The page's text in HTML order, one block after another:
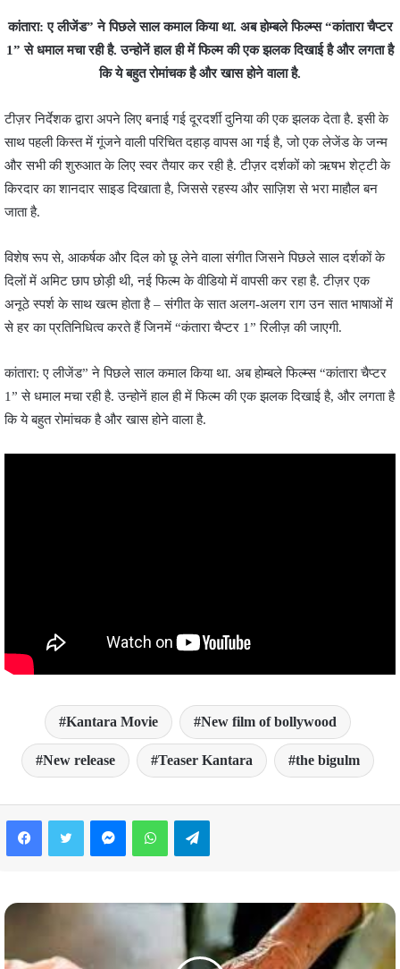
कांतारा: ए लीजेंड” ने पिछले साल कमाल किया था. अब होम्बले फिल्म्स “कांतारा चैप्टर
1” से धमाल मचा रही है. उन्होनें हाल ही में फिल्म की एक झलक दिखाई है और लगता है
कि ये बहुत रोमांचक है और खास होने वाला है.
टीज़र निर्देशक द्वारा अपने लिए बनाई गई दूरदर्शी दुनिया की एक झलक देता है. इसी के
साथ पहली किस्त में गूंजने वाली परिचित दहाड़ वापस आ गई है, जो एक लेजेंड के जन्म
और सभी की शुरुआत के लिए स्वर तैयार कर रही है. टीज़र दर्शकों को ऋषभ शेट्टी के
किरदार का शानदार साइड दिखाता है, जिससे रहस्य और साज़िश से भरा माहौल बन
जाता है.
विशेष रूप से, आकर्षक और दिल को छू लेने वाला संगीत जिसने पिछले साल दर्शकों के
दिलों में अमिट छाप छोड़ी थी, नई फिल्म के वीडियो में वापसी कर रहा है. टीज़र एक
अनूठे स्पर्श के साथ खत्म होता है – संगीत के सात अलग-अलग राग उन सात भाषाओं में
से हर का प्रतिनिधित्व करते हैं जिनमें “कंतारा चैप्टर 1” रिलीज़ की जाएगी.
कांतारा: ए लीजेंड” ने पिछले साल कमाल किया था. अब होम्बले फिल्म्स “कांतारा चैप्टर
1” से धमाल मचा रही है. उन्होनें हाल ही में फिल्म की एक झलक दिखाई है, और लगता है
कि ये बहुत रोमांचक है और खास होने वाला है.
Kantara Movie New film of bollywood
New release Teaser Kantara the bigulm
FacebookTwitter MessengerWhatsAppTelegram